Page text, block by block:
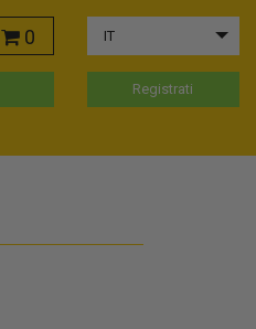
0 IT
Registrati